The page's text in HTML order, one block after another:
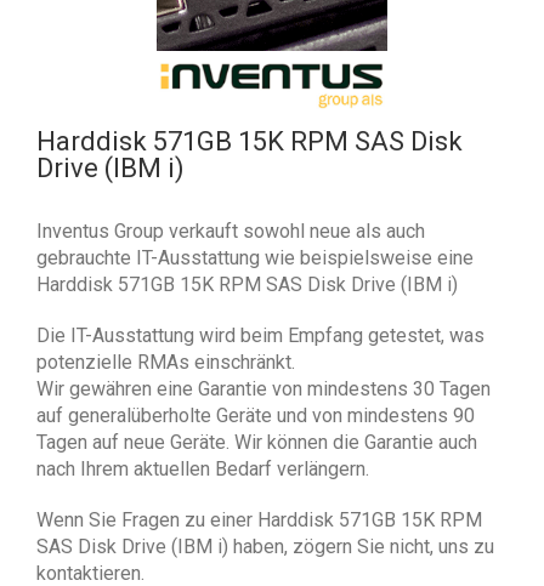
Harddisk 571GB 15K RPM SAS Disk
Drive (IBM i)
Inventus Group verkauft sowohl neue als auch
gebrauchte IT-Ausstattung wie beispielsweise eine
Harddisk 571GB 15K RPM SAS Disk Drive (IBM i)
Die IT-Ausstattung wird beim Empfang getestet, was
potenzielle RMAs einschränkt.
Wir gewähren eine Garantie von mindestens 30 Tagen
auf generalüberholte Geräte und von mindestens 90
Tagen auf neue Geräte. Wir können die Garantie auch
nach Ihrem aktuellen Bedarf verlängern.
Wenn Sie Fragen zu einer Harddisk 571GB 15K RPM
SAS Disk Drive (IBM i) haben, zögern Sie nicht, uns zu
kontaktieren.